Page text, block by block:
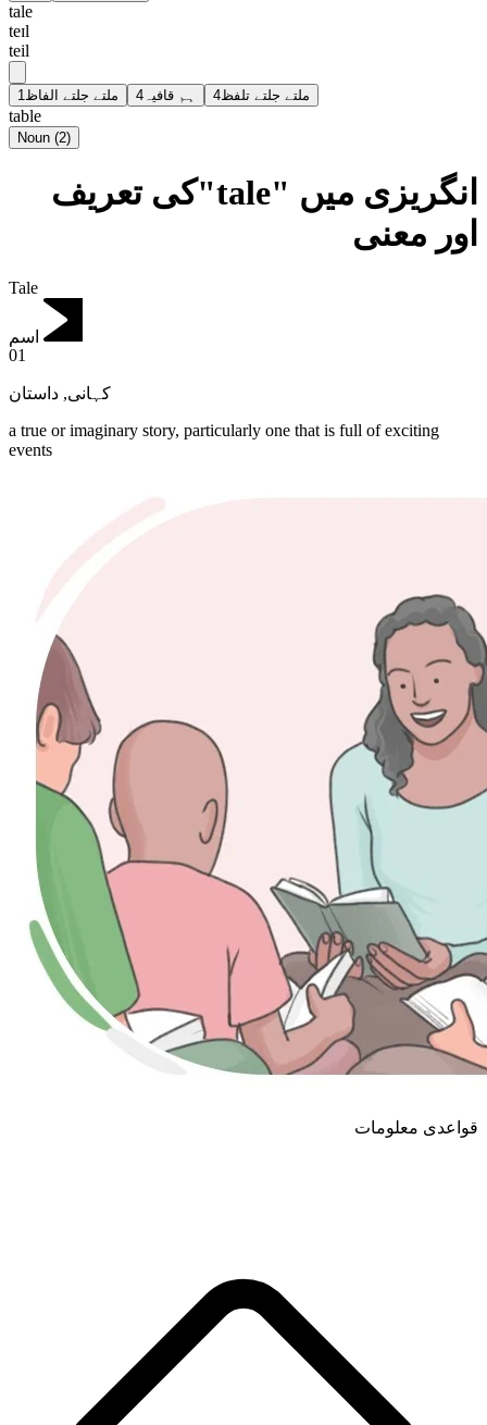
tale
teɪl
teil
ملتے جلتے الفاظ 1 ہم قافیہ 4 ملتے جلتے تلفظ4
table
Noun (2)
انگریزی میں "tale"کی تعریف
اور معنی
Tale
اسم
01
کہانی, داستان
a true or imaginary story, particularly one that is full of exciting
events
قواعدی معلومات